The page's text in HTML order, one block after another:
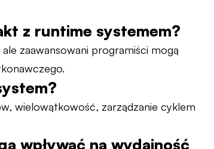
z runtime systemem?
zaawansowani programiści mogą
wielowątkowość, zarządzanie cyklem
wpływać na wydajność